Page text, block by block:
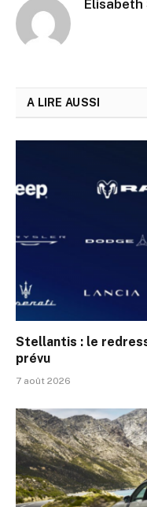
Elisabeth
A LIRE AUSSI
Stellantis : le
prévu
7 août 2026